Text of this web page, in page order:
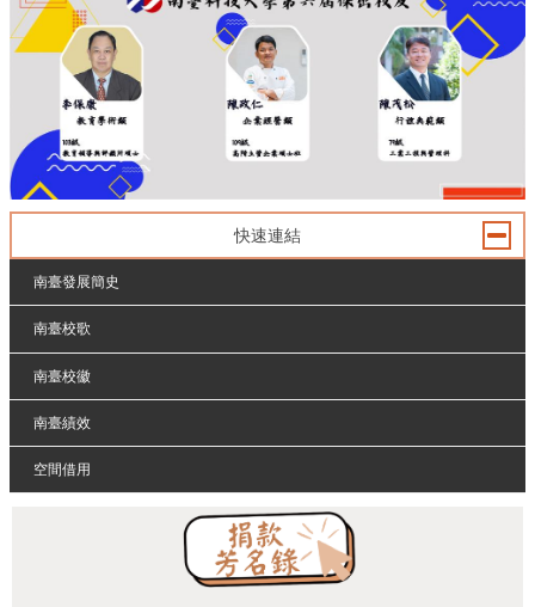
快速連結
南臺發展簡史
南臺校歌
南臺校徽
南臺績效
空間借用